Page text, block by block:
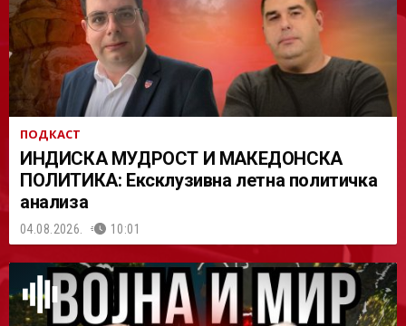
ПОДКАСТ
ИНДИСКА МУДРОСТ И МАКЕДОНСКА
ПОЛИТИКА: Ексклузивна летна политичка
анализа
04.08.2026. 10:01